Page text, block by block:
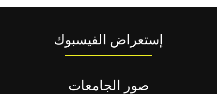
إستعراض الفيسبوك
صور الجامعات